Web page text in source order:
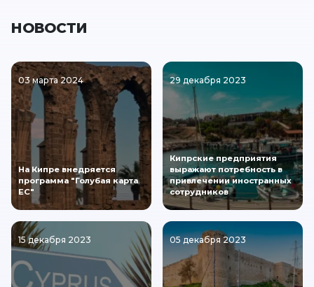
НОВОСТИ
03 марта 2024
На Кипре внедряется
программа "Голубая карта
ЕС"
29 декабря 2023
Кипрские предприятия
выражают потребность в
привлечении иностранных
сотрудников
15 декабря 2023 05 декабря 2023